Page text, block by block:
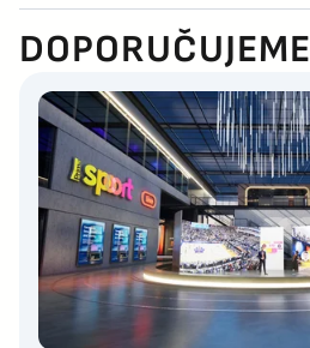
DOPORUČUJEME